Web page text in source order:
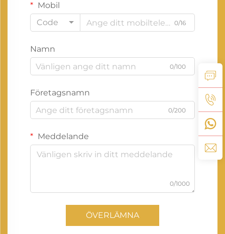
Mobil
Code
0/16
Namn
0/100
Företagsnamn
0/200
Meddelande
0/1000
ÖVERLÄMNA